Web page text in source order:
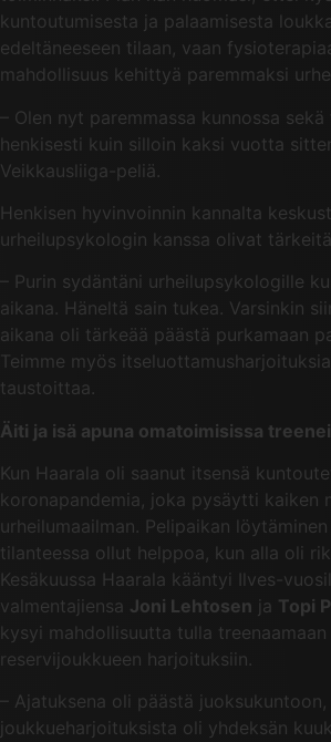
kuntoutumisesta ja palaamisesta
edeltäneeseen tilaan, vaan
mahdollisuus kehittyä paremmaksi
– Olen nyt paremmassa kunnossa
henkisesti kuin silloin kaksi vuotta
Veikkausliiga-peliä.
Henkisen hyvinvoinnin kannalta
urheilupsykologin kanssa olivat
– Purin sydäntäni urheilupsykologille
aikana. Häneltä sain tukea. Varsinkin
aikana oli tärkeää päästä purkamaan
Teimme myös
taustoittaa.
Äiti ja isä apuna omatoimisissa
Kun Haarala oli saanut itsensä
koronapandemia, joka pysäytti kaiken
urheilumaailman. Pelipaikan
tilanteessa ollut helppoa, kun alla oli
Kesäkuussa Haarala kääntyi Ilves-
valmentajiensa Joni Lehtosen ja Topi
kysyi mahdollisuutta tulla treenaamaan
reservijoukkueen harjoituksiin.
– Ajatuksena oli päästä juoksukuntoon,
joukkueharjoituksista oli yhdeksän